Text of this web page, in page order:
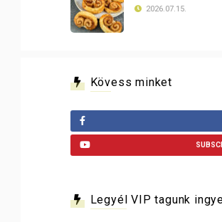
2026.07.15.
Kövess minket
Legyél VIP tagunk